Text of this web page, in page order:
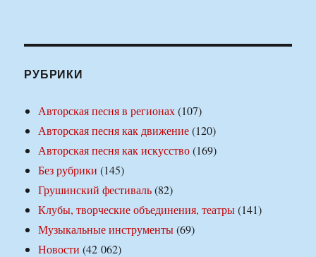
РУБРИКИ
Авторская песня в регионах(107)
Авторская песня как движение(120)
Авторская песня как искусство(169)
Без рубрики (145)
Грушинский фестиваль(82)
Клубы, творческие объединения, театры(141)
Музыкальные инструменты(69)
Новости (42 062)